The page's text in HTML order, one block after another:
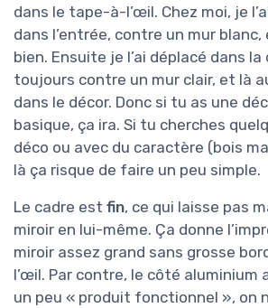
dans le tape-à-l’œil. Chez moi, je
dans l’entrée, contre un mur
bien. Ensuite je l’ai déplacé dans la
toujours contre un mur clair, et là
dans le décor. Donc si tu as une
basique, ça ira. Si tu cherches
déco ou avec du caractère (bois
là ça risque de faire un peu simple.
Le cadre est fin, ce qui laisse pas
miroir en lui-même. Ça donne
miroir assez grand sans grosse
l’œil. Par contre, le côté aluminium
un peu « produit fonctionnel », on